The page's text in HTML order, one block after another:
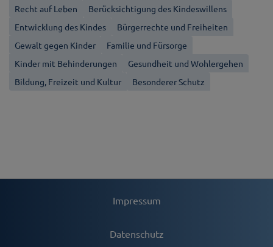
Recht auf Leben
Berücksichtigung des Kindeswillens
Entwicklung des Kindes
Bürgerrechte und Freiheiten
Gewalt gegen Kinder
Familie und Fürsorge
Kinder mit Behinderungen
Gesundheit und Wohlergehen
Bildung, Freizeit und Kultur
Besonderer Schutz
Impressum
Datenschutz